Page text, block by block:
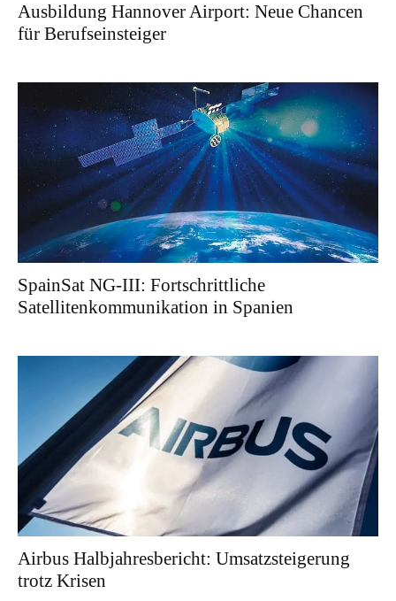
Ausbildung Hannover Airport: Neue Chancen
für Berufseinsteiger
SpainSat NG-III: Fortschrittliche
Satellitenkommunikation in Spanien
Airbus Halbjahresbericht: Umsatzsteigerung
trotz Krisen